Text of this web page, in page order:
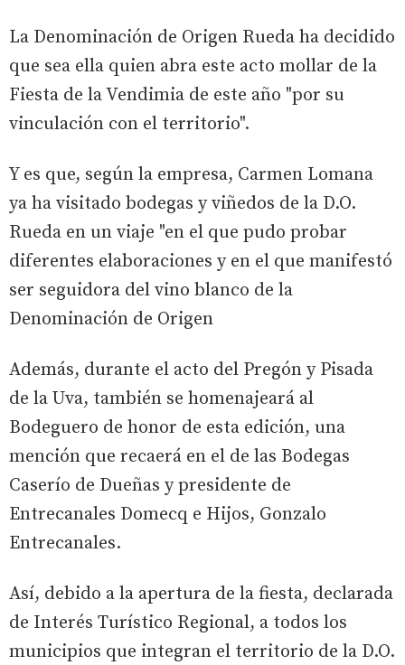
La Denominación de Origen Rueda ha decidido
que sea ella quien abra este acto mollar de la
Fiesta de la Vendimia de este año "por su
vinculación con el territorio".
Y es que, según la empresa, Carmen Lomana
ya ha visitado bodegas y viñedos de la D.O.
Rueda en un viaje "en el que pudo probar
diferentes elaboraciones y en el que manifestó
ser seguidora del vino blanco de la
Denominación de Origen
Además, durante el acto del Pregón y Pisada
de la Uva, también se homenajeará al
Bodeguero de honor de esta edición, una
mención que recaerá en el de las Bodegas
Caserío de Dueñas y presidente de
Entrecanales Domecq e Hijos, Gonzalo
Entrecanales.
Así, debido a la apertura de la fiesta, declarada
de Interés Turístico Regional, a todos los
municipios que integran el territorio de la D.O.